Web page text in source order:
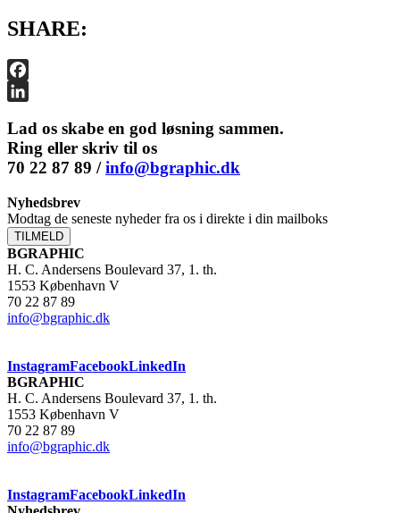
SHARE:
Facebook
Lad os skabe en god løsning sammen.
Ring eller skriv til os
70 22 87 89 /info@bgraphic.dk
Nyhedsbrev
Modtag de seneste nyheder fra os i direkte i din mailboks
TILMELD
BGRAPHIC
H. C. Andersens Boulevard 37, 1. th.
1553 København V
70 22 87 89
info@bgraphic.dk
InstagramFacebookLinkedIn
BGRAPHIC
H. C. Andersens Boulevard 37, 1. th.
1553 København V
70 22 87 89
info@bgraphic.dk
InstagramFacebookLinkedIn